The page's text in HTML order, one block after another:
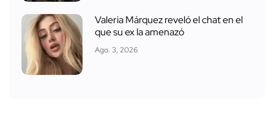
Valeria Márquez reveló el chat en el
que su ex la amenazó
Ago. 3, 2026